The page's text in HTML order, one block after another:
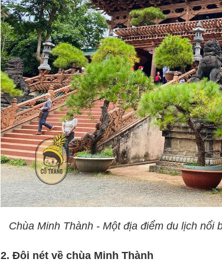
Chùa Minh Thành - Một địa điểm du lịch nổi
2. Đôi nét về chùa Minh Thành